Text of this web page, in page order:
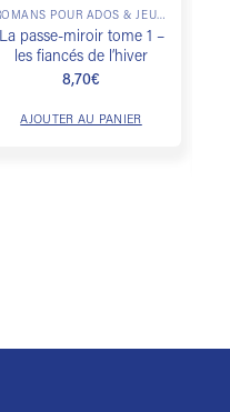
ROMANS POUR ADOS & JEUNES ADULTES
La passe-miroir tome 1 –
les fiancés de l’hiver
8,70€
AJOUTER AU PANIER